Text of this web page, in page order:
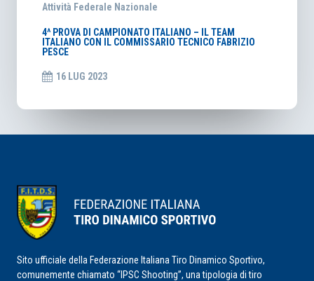
Attività Federale Nazionale
4^ PROVA DI CAMPIONATO ITALIANO – IL TEAM
ITALIANO CON IL COMMISSARIO TECNICO FABRIZIO
PESCE
16 LUG 2023
Sito ufficiale della Federazione Italiana Tiro Dinamico Sportivo,
comunemente chiamato “IPSC Shooting”, una tipologia di tiro